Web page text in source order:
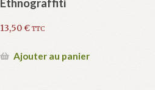
Ethnograffiti
13,50€ TTC
Ajouter au panier